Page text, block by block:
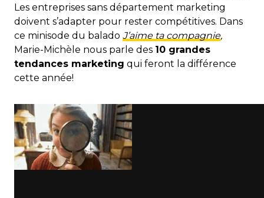
Les entreprises sans département marketing
doivent s’adapter pour rester compétitives. Dans
ce minisode du balado J’aime ta compagnie,
Marie-Michèle nous parle des 10 grandes
tendances marketing qui feront la différence
cette année!